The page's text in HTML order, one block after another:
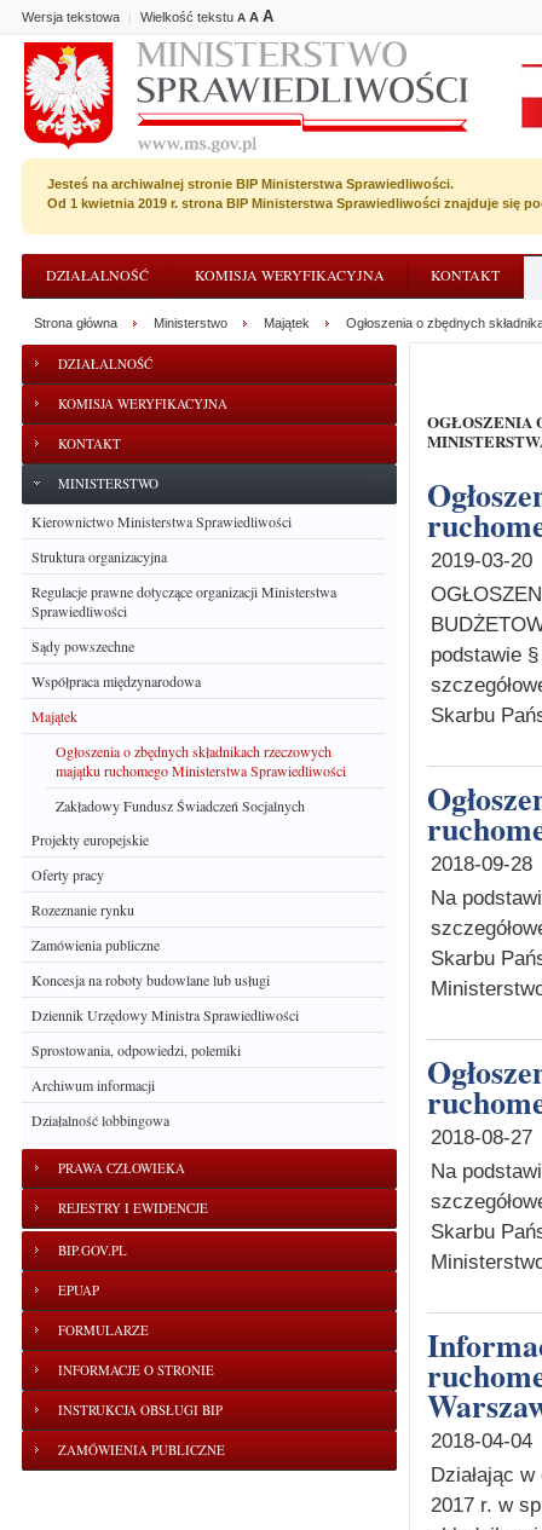
Wersja tekstowa | Wielkość tekstu A A A
Jesteś na archiwalnej stronie BIP Ministerstwa Sprawiedliwości.
Od 1 kwietnia 2019 r. strona BIP Ministerstwa Sprawiedliwości znajduje się
DZIAŁALNOŚĆ KOMISJA WERYFIKACYJNA KONTAKT
DZIAŁALNOŚĆ
KOMISJA WERYFIKACYJNA
KONTAKT
MINISTERSTWO
Kierownictwo Ministerstwa Sprawiedliwości
Struktura organizacyjna
Regulacje prawne dotyczące organizacji Ministerstwa
Sprawiedliwości
Sądy powszechne
Współpraca międzynarodowa
Majątek
Ogłoszenia o zbędnych składnikach rzeczowych
majątku ruchomego Ministerstwa Sprawiedliwości
Zakładowy Fundusz Świadczeń Socjalnych
Projekty europejskie
Oferty pracy
Rozeznanie rynku
Zamówienia publiczne
Koncesja na roboty budowlane lub usługi
Dziennik Urzędowy Ministra Sprawiedliwości
Sprostowania, odpowiedzi, polemiki
Archiwum informacji
Działalność lobbingowa
PRAWA CZŁOWIEKA
REJESTRY I EWIDENCJE
BIP.GOV.PL
EPUAP
FORMULARZE
INFORMACJE O STRONIE
INSTRUKCJA OBSŁUGI BIP
ZAMÓWIENIA PUBLICZNE
Strona główna Ministerstwo Majątek Ogłoszenia o zbędnych
OGŁOSZENIA O ZBĘDNYCH SKŁADNIKACH RZECZOWYCH MAJĄTKU RUCHOMEGO
Ogłoszenie o nieodpłatnym przekazaniu majątku
2019-03-20
podstawie
Skarbu
Ogłoszenie o nieodpłatnym przekazaniu majątku
2018-09-28
Na
Skarbu
Ogłoszenie o nieodpłatnym przekazaniu majątku
2018-08-27
Na
Skarbu
Informacja o zbędnych składnikach majątku
2018-04-04
Działając
2017 r. w